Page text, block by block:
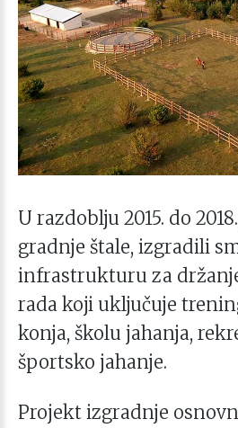
U razdoblju 2015. do
gradnje štale, izgradili
infrastrukturu za
rada koji uključuje
konja, školu jahanja,
športsko jahanje.
Projekt izgradnje